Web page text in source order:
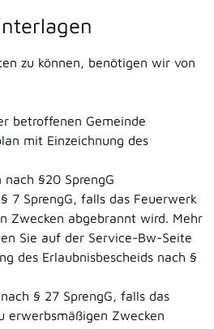
zu können, benötigen wir von
betroffenen Gemeinde
mit Einzeichnung des
nach §20 SprengG
7 SprengG, falls das Feuerwerk
Zwecken abgebrannt wird. Mehr
Sie auf der Service-Bw-Seite
des Erlaubnisbescheids nach §
§ 27 SprengG, falls das
erwerbsmäßigen Zwecken